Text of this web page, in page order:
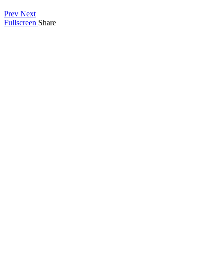
Prev Next
Fullscreen Share